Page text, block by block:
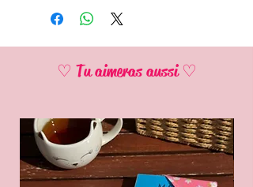
♡ Tu aimeras aussi ♡